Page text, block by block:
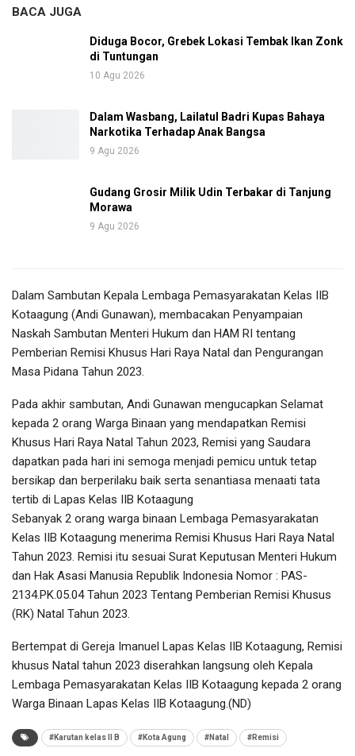
BACA JUGA
Diduga Bocor, Grebek Lokasi Tembak Ikan Zonk
di Tuntungan
10 Agu 2026
Dalam Wasbang, Lailatul Badri Kupas Bahaya
Narkotika Terhadap Anak Bangsa
9 Agu 2026
Gudang Grosir Milik Udin Terbakar di Tanjung
Morawa
9 Agu 2026
Dalam Sambutan Kepala Lembaga Pemasyarakatan Kelas IIB
Kotaagung (Andi Gunawan), membacakan Penyampaian
Naskah Sambutan Menteri Hukum dan HAM RI tentang
Pemberian Remisi Khusus Hari Raya Natal dan Pengurangan
Masa Pidana Tahun 2023.
Pada akhir sambutan, Andi Gunawan mengucapkan Selamat
kepada 2 orang Warga Binaan yang mendapatkan Remisi
Khusus Hari Raya Natal Tahun 2023, Remisi yang Saudara
dapatkan pada hari ini semoga menjadi pemicu untuk tetap
bersikap dan berperilaku baik serta senantiasa menaati tata
tertib di Lapas Kelas IIB Kotaagung
Sebanyak 2 orang warga binaan Lembaga Pemasyarakatan
Kelas IIB Kotaagung menerima Remisi Khusus Hari Raya Natal
Tahun 2023. Remisi itu sesuai Surat Keputusan Menteri Hukum
dan Hak Asasi Manusia Republik Indonesia Nomor : PAS-
2134.PK.05.04 Tahun 2023 Tentang Pemberian Remisi Khusus
(RK) Natal Tahun 2023.
Bertempat di Gereja Imanuel Lapas Kelas IIB Kotaagung, Remisi
khusus Natal tahun 2023 diserahkan langsung oleh Kepala
Lembaga Pemasyarakatan Kelas IIB Kotaagung kepada 2 orang
Warga Binaan Lapas Kelas IIB Kotaagung.(ND)
#Karutan kelas II B #Kota Agung #Natal #Remisi